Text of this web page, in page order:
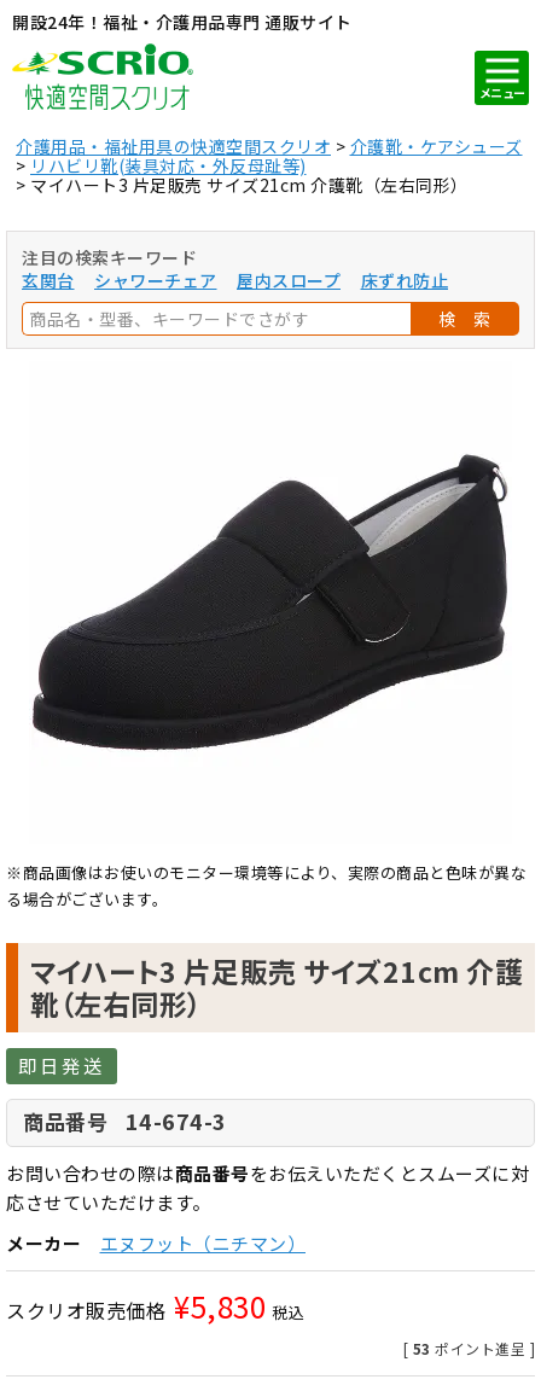
開設24年！福祉・介護用品専門 通販サイト
メニュー
介護用品・福祉用具の快適空間スクリオ
介護靴・ケアシューズ
リハビリ靴(装具対応・外反母趾等)
マイハート3 片足販売 サイズ21cm 介護靴（左右同形）
注目の検索キーワード
玄関台
シャワーチェア 屋内スロープ
床ずれ防止
検 索
※商品画像はお使いのモニター環境等により、実際の商品と色味が異な
る場合がございます。
マイハート3 片足販売 サイズ21cm 介護
靴（左右同形）
即日発送
商品番号 14-674-3
お問い合わせの際は商品番号をお伝えいただくとスムーズに対
応させていただけます。
メーカー
エヌフット（ニチマン）
スクリオ販売価格 ¥5,830 税込
[ 53 ポイント進呈 ]